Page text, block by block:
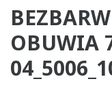
OBUWIA